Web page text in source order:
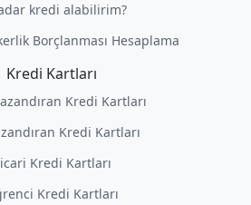
kredi alabilirim?
Borçlanması Hesaplama
Kredi Kartları
Kredi Kartları
Kredi Kartları
Kredi Kartları
Kredi Kartları